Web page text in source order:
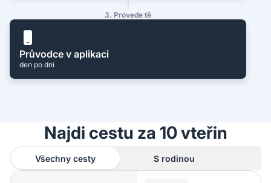
3. Provede tě
Průvodce v aplikaci
den po dni
Najdi cestu za 10 vteřin
Všechny cesty S rodinou